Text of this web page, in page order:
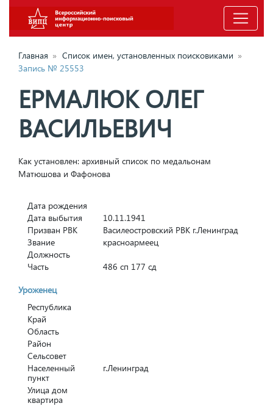
Главная » Список имен, установленных поисковиками »
Запись № 25553
ЕРМАЛЮК ОЛЕГ
ВАСИЛЬЕВИЧ
Как установлен: архивный список по медальонам
Матюшова и Фафонова
Дата рождения
Дата выбытия
10.11.1941
Призван РВК
Василеостровский РВК г.Ленинград
Звание
красноармеец
Должность
Часть
486 сп 177 сд
Уроженец
Республика
Край
Область
Район
Сельсовет
Населенный
пункт
г.Ленинград
Улица дом
квартира